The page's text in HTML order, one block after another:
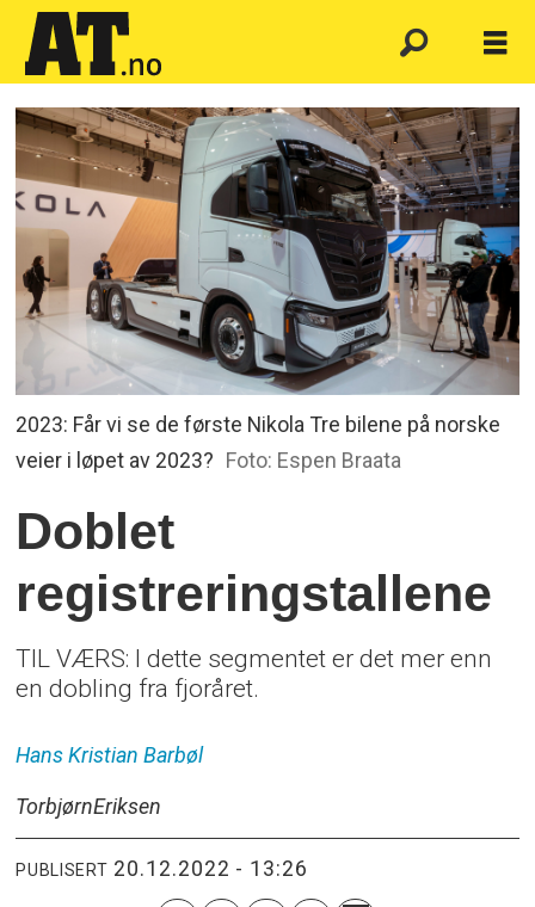
2023: Får vi se de første Nikola Tre bilene på norske
veier i løpet av 2023? Foto: Espen Braata
Doblet
registreringstallene
TIL VÆRS: I dette segmentet er det mer enn
en dobling fra fjoråret.
Hans Kristian Barbøl
TorbjørnEriksen
PUBLISERT 20.12.2022 - 13:26